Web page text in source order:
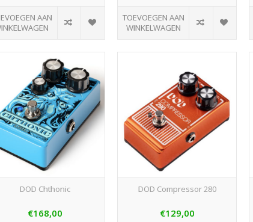
AAN
TOEVOEGEN AAN
WINKELWAGEN
DOD Chthonic
€168,00
DOD Compressor 280
€129,00